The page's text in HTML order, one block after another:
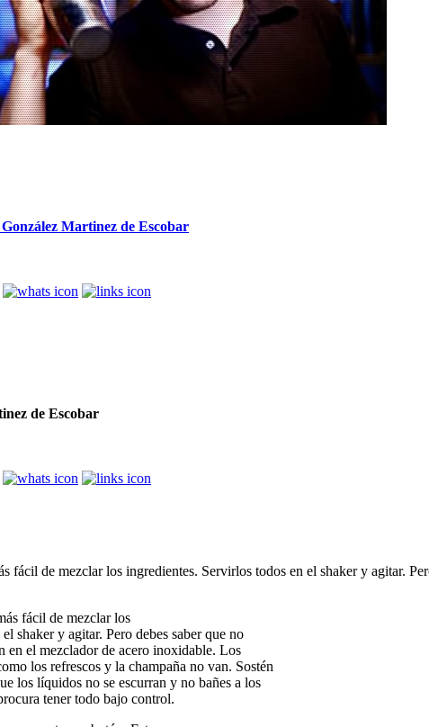
Martinez de Escobar
de Escobar
fácil de mezclar los ingredientes. Servirlos todos en el shaker y agitar.
fácil de mezclar los
shaker y agitar. Pero debes saber que no
en el mezclador de acero inoxidable. Los
los refrescos y la champaña no van. Sostén
los líquidos no se escurran y no bañes a los
tener todo bajo control.